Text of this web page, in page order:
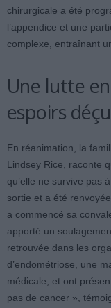
chirurgicale a été
l’appendice et une
complexe, entraînant
Une lutte
espoirs
En réanimation, la
Lindsey Rice, raconte
qu’elle ne survive pas
sortie et a été
a commencé sa
apporté un
retrouvée dans les
d’endométriose, une
médicale, et ont
pas de cancer »,